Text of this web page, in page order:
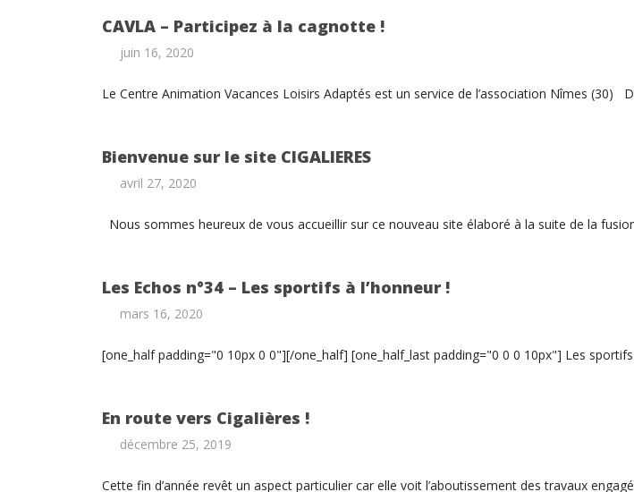
CAVLA – Participez à la cagnotte !
juin 16, 2020
Le Centre Animation Vacances Loisirs Adaptés est un service de l’association Nîmes (30)
Bienvenue sur le site CIGALIERES
avril 27, 2020
Nous sommes heureux de vous accueillir sur ce nouveau site élaboré à la suite de la
Les Echos n°34 – Les sportifs à l’honneur !
mars 16, 2020
[one_half padding="0 10px 0 0"][/one_half] [one_half_last padding="0 0 0 10px"] Les
En route vers Cigalières !
décembre 25, 2019
Cette fin d’année revêt un aspect particulier car elle voit l’aboutissement des travaux